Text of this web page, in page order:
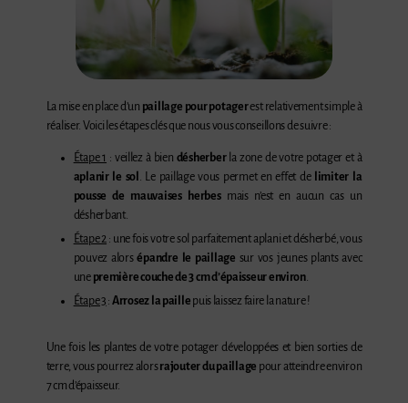
La mise en place d’un paillage pour potagerest relativement simple à
réaliser. Voici les étapes clés que nous vous conseillons de suivre :
Étape 1 : veillez à bien désherberla zone de votre potager et à
aplanir le sol
. Le paillage vous permet en effet de limiter la
pousse de mauvaises herbesmais n’est en aucun cas un
désherbant.
Étape 2 : une fois votre sol parfaitement aplani et désherbé, vous
pouvez alorsépandre le paillage sur vos jeunes plants avec
une première couche de 3 cm d’épaisseur environ.
Étape 3 : Arrosez la paille puis laissez faire la nature !
Une fois les plantes de votre potager développées et bien sorties de
terre, vous pourrez alorsrajouter du paillage pour atteindre environ
7 cm d’épaisseur.